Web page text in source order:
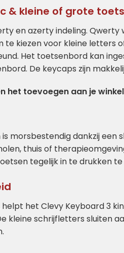
& kleine of grote
en azerty indeling.
te kiezen voor kleine
Het toetsenbord kan
De keycaps zijn
het toevoegen aan je
morsbestendig dankzij
thuis of
tegelijk in te drukken
het Clevy Keyboard 3
kleine schrijfletters sluiten